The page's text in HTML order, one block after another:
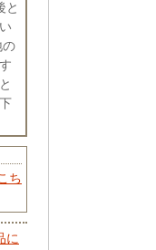
と
の
ち
に